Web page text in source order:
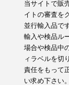
当サイトで販
イトの審査を
並行輸入品で
輸入や検品ル
場合や検品中
ィラベルを切
責任をもって
い求め下さい。